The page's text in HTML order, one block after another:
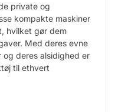
private og
kompakte maskiner
hvilket gør dem
Med deres evne
og deres alsidighed er
til ethvert